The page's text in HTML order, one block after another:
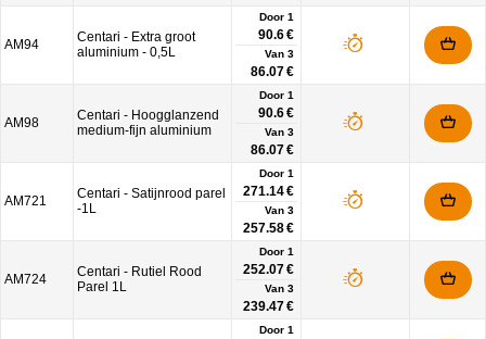
AM94
Centari - Extra groot
aluminium - 0,5L
Door 1
90.6 €
Van 3
86.07 €
AM98
Centari - Hoogglanzend
medium-fijn aluminium
Door 1
90.6 €
Van 3
86.07 €
AM721
Centari - Satijnrood parel
-1L
Door 1
271.14 €
Van 3
257.58 €
AM724
Centari - Rutiel Rood
Parel 1L
Door 1
252.07 €
Van 3
239.47 €
Door 1